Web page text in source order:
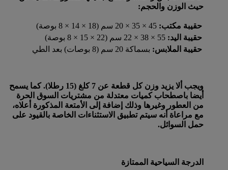
حيث الوزن والحجم:
حقيبة مكتب:
حقيبة اليد:
حقيبة الملابس: بسماكة 20 سم (8 بوصات) بعد الطي
ويجب ألا يزيد وزن كل قطعة عن 7 كلغ (15 رطلا). كما يسمح
أيضا باصطحاب كميات معتدلة من مشتريات السوق الحرة
من العطور وغيرها وذلك إضافة إلى الأمتعة المذكورة أعلاه،
مع مراعاة أنه سيتم تطبيق الاستثناءات الخاصة بالقيود على
حمل السوائل.
الدرجة السياحية الممتازة